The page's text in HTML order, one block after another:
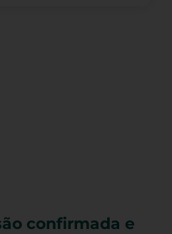
confirmada e